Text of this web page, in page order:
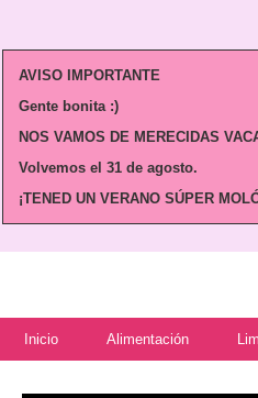
AVISO IMPORTANTE
Gente bonita :)
NOS VAMOS DE MERECIDAS
Volvemos el 31 de agosto.
¡TENED UN VERANO SÚPER
Inicio Alimentación